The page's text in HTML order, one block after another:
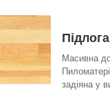
Масивна
задіяна у